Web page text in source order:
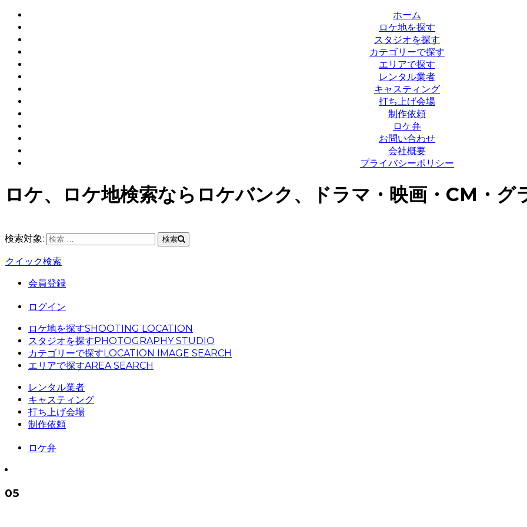
ホーム
ロケ地を探す
スタジオを探す
カテゴリーで探す
エリアで探す
レンタル業者
キャスティング
打ち上げ会場
制作依頼
ロケ弁
お問い合わせ
会社概要
プライバシーポリシー
ロケ、ロケ地検索ならロケバンク、ドラマ・映画・CM・グ
検索対象: 検索
クイック検索
会員登録
ログイン
ロケ地を探すSHOOTING LOCATION
スタジオを探すPHOTOGRAPHY STUDIO
カテゴリーで探すLOCATION IMAGE SEARCH
エリアで探すAREA SEARCH
レンタル業者
キャスティング
打ち上げ会場
制作依頼
ロケ弁
05